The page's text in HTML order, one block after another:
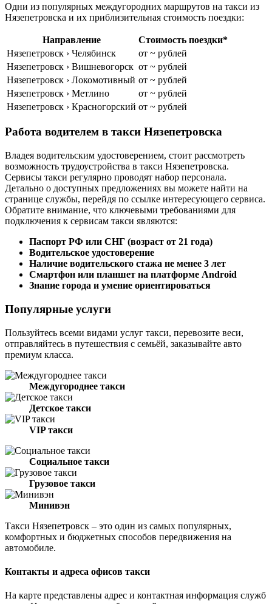
Одни из популярных междугородних маршрутов на такси из
Нязепетровска и их приблизительная стоимость поездки:
Направление
Стоимость поездки*
Нязепетровск › Челябинск
от ~ рублей
Нязепетровск › Вишневогорск от ~ рублей
Нязепетровск › Локомотивный от ~ рублей
Нязепетровск › Метлино
от ~ рублей
Нязепетровск › Красногорский от ~ рублей
Работа водителем в такси Нязепетровска
Владея водительским удостоверением, стоит рассмотреть
возможность трудоустройства в такси Нязепетровска.
Сервисы такси регулярно проводят набор персонала.
Детально о доступных предложениях вы можете найти на
странице службы, перейдя по ссылке интересующего сервиса.
Обратите внимание, что ключевыми требованиями для
подключения к сервисам такси являются:
Паспорт РФ или СНГ (возраст от 21 года)
Водительское удостоверение
Наличие водительского стажа не менее 3 лет
Смартфон или планшет на платформе Android
Знание города и умение ориентироваться
Популярные услуги
Пользуйтесь всеми видами услуг такси, перевозите веси,
отправляйтесь в путешествия с семьёй, заказывайте авто
премиум класса.
Междугороднее такси
Детское такси
VIP такси
Социальное такси
Грузовое такси
Минивэн
Такси Нязепетровск – это один из самых популярных,
комфортных и бюджетных способов передвижения на
автомобиле.
Контакты и адреса офисов такси
На карте представлены адрес и контактная информация служб